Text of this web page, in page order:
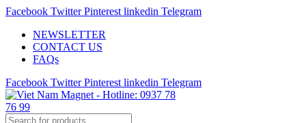
Facebook Twitter Pinterest linkedin Telegram
NEWSLETTER
CONTACT US
FAQs
Facebook Twitter Pinterest linkedin Telegram